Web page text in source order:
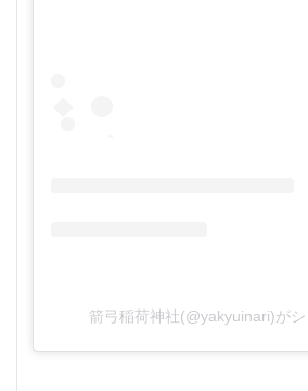
箭弓稲荷神社(@yakyuinari)が